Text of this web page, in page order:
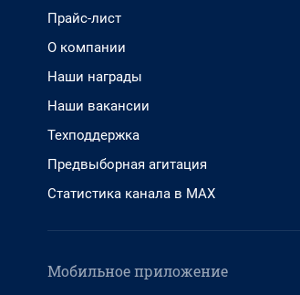
Прайс-лист
О компании
Наши награды
Наши вакансии
Техподдержка
Предвыборная агитация
Статистика канала в MAX
Мобильное приложение